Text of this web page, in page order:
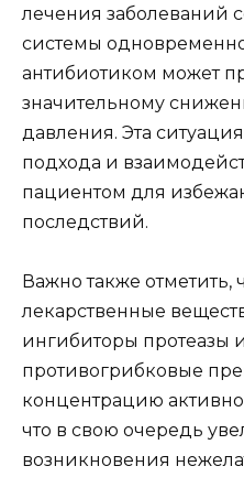
лечения заболеваний
системы
антибиотиком может
значительному
давления. Эта
подхода и
пациентом для
последствий.
Важно также отметить,
лекарственные
ингибиторы протеазы
противогрибковые
концентрацию
что в свою очередь
возникновения